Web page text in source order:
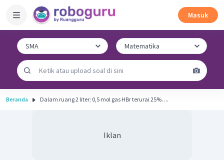
Masuk
Beranda Dalam ruang 2 liter; 0,5 mol gas HBr terurai 25%. ...
Iklan